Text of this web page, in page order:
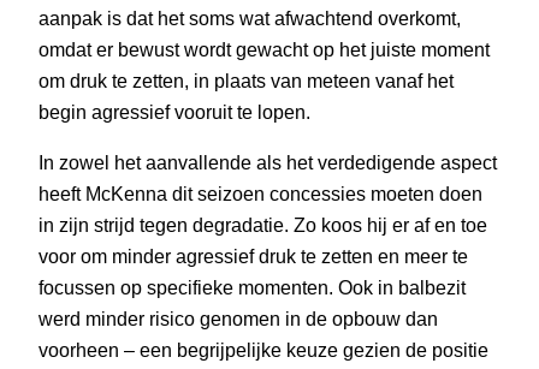
aanpak is dat het soms wat afwachtend overkomt,
omdat er bewust wordt gewacht op het juiste moment
om druk te zetten, in plaats van meteen vanaf het
begin agressief vooruit te lopen.
In zowel het aanvallende als het verdedigende aspect
heeft McKenna dit seizoen concessies moeten doen
in zijn strijd tegen degradatie. Zo koos hij er af en toe
voor om minder agressief druk te zetten en meer te
focussen op specifieke momenten. Ook in balbezit
werd minder risico genomen in de opbouw dan
voorheen – een begrijpelijke keuze gezien de positie